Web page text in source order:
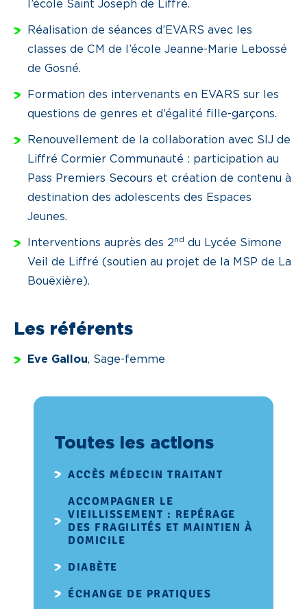
l’école Saint Joseph de Liffré.
Réalisation de séances d’EVARS avec les
classes de CM de l’école Jeanne-Marie Lebossé
de Gosné.
Formation des intervenants en EVARS sur les
questions de genres et d’égalité fille-garçons.
Renouvellement de la collaboration avec SIJ de
Liffré Cormier Communauté : participation au
Pass Premiers Secours et création de contenu à
destination des adolescents des Espaces
Jeunes.
Interventions auprès des 2nd du Lycée Simone
Veil de Liffré (soutien au projet de la MSP de La
Bouëxière).
Les référents
Eve Gallou, Sage-femme
Toutes les actions
ACCÈS MÉDECIN TRAITANT
ACCOMPAGNER LE
VIEILLISSEMENT : REPÉRAGE
DES FRAGILITÉS ET MAINTIEN À
DOMICILE
DIABÈTE
ÉCHANGE DE PRATIQUES